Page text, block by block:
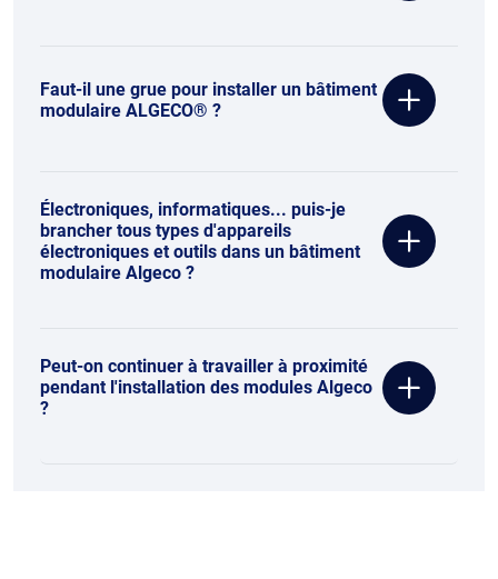
Faut-il une grue pour installer un bâtiment
modulaire ALGECO® ?
Électroniques, informatiques... puis-je
brancher tous types d'appareils
électroniques et outils dans un bâtiment
modulaire Algeco ?
Peut-on continuer à travailler à proximité
pendant l'installation des modules Algeco
?